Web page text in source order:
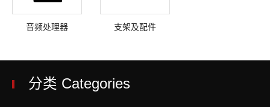
音频处理器 支架及配件
分类 Categories